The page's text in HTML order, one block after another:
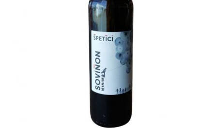
Sauvignon
Moravské zemské biovíno, hrozny
pocházejí z obce Hnanice, viniční trať
Knížecí vrch, v režimu bio certifikace.
Víno zrálo 12 měsíců v dubovém sudu
na kvasničních kalech, nefiltrováno.
Světlejší citrónově žlutá barva, velmi
Aroma je intenzívní a osobité s
převládajícími tóny bílých broskví,
sladkého koření a čerstvě pečeného